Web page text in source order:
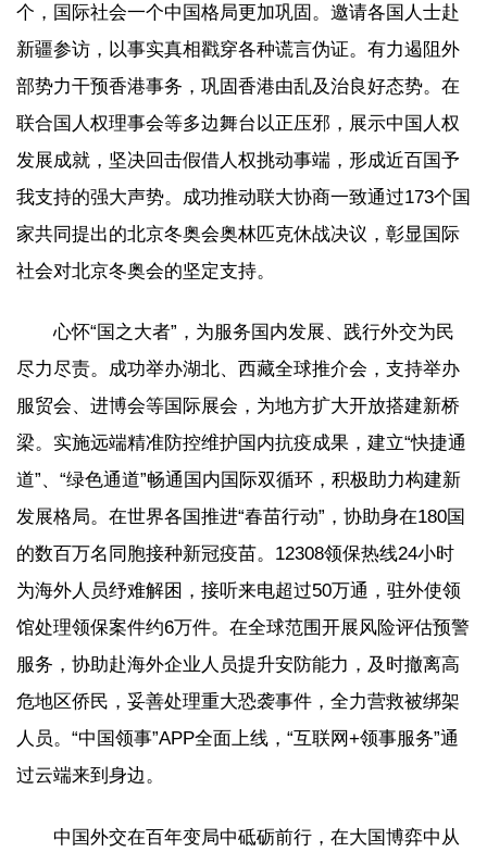
个，国际社会一个中国格局更加巩固。邀请各国人士赴
新疆参访，以事实真相戳穿各种谎言伪证。有力遏阻外
部势力干预香港事务，巩固香港由乱及治良好态势。在
联合国人权理事会等多边舞台以正压邪，展示中国人权
发展成就，坚决回击假借人权挑动事端，形成近百国予
我支持的强大声势。成功推动联大协商一致通过173个国
家共同提出的北京冬奥会奥林匹克休战决议，彰显国际
社会对北京冬奥会的坚定支持。
心怀“国之大者”，为服务国内发展、践行外交为民
尽力尽责。成功举办湖北、西藏全球推介会，支持举办
服贸会、进博会等国际展会，为地方扩大开放搭建新桥
梁。实施远端精准防控维护国内抗疫成果，建立“快捷通
道”、“绿色通道”畅通国内国际双循环，积极助力构建新
发展格局。在世界各国推进“春苗行动”，协助身在180国
的数百万名同胞接种新冠疫苗。12308领保热线24小时
为海外人员纾难解困，接听来电超过50万通，驻外使领
馆处理领保案件约6万件。在全球范围开展风险评估预警
服务，协助赴海外企业人员提升安防能力，及时撤离高
危地区侨民，妥善处理重大恐袭事件，全力营救被绑架
人员。“中国领事”APP全面上线，“互联网+领事服务”通
过云端来到身边。
中国外交在百年变局中砥砺前行，在大国博弈中从